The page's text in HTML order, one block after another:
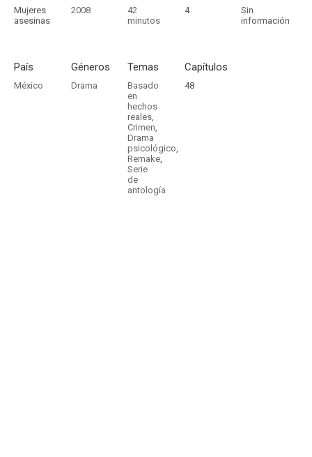
Mujeres
asesinas
2008
42
minutos
4
Sin
información
País
México
Géneros
Drama
Temas
Basado
en
hechos
reales,
Crimen,
Drama
psicológico,
Remake,
Serie
de
antología
Capítulos
48